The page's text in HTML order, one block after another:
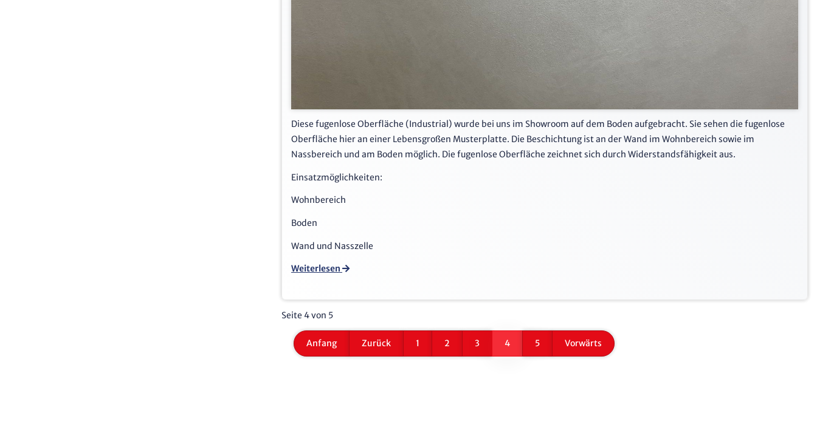
Diese fugenlose Oberfläche (Industrial) wurde bei uns im Showroom auf dem Boden aufgebracht. Sie sehen die fugenlose
Oberfläche hier an einer Lebensgroßen Musterplatte. Die Beschichtung ist an der Wand im Wohnbereich sowie im
Nassbereich und am Boden möglich. Die fugenlose Oberfläche zeichnet sich durch Widerstandsfähigkeit aus.
Einsatzmöglichkeiten:
Wohnbereich
Boden
Wand und Nasszelle
Weiterlesen
Seite 4 von 5
Anfang Zurück 1 2 3 4 5 Vorwärts